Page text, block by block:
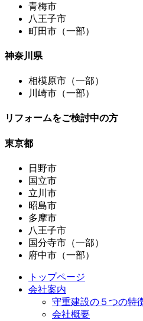
青梅市
八王子市
町田市（一部）
神奈川県
相模原市（一部）
川崎市（一部）
リフォームをご検討中の方
東京都
日野市
国立市
立川市
昭島市
多摩市
八王子市
国分寺市（一部）
府中市（一部）
トップページ
会社案内
守重建設の５つの特
会社概要